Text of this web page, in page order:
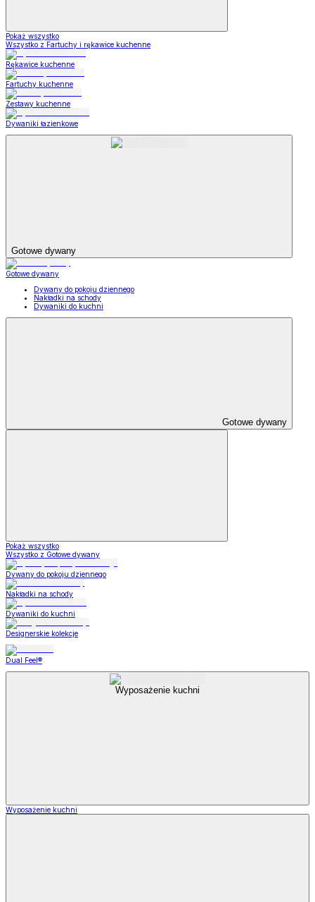
Pokaż wszystko
Wszystko z Fartuchy i rękawice kuchenne
Rękawice kuchenne
Fartuchy kuchenne
Zestawy kuchenne
Dywaniki łazienkowe
Gotowe dywany
Gotowe dywany
Dywany do pokoju dziennego
Nakładki na schody
Dywaniki do kuchni
Gotowe dywany
Pokaż wszystko
Wszystko z Gotowe dywany
Dywany do pokoju dziennego
Nakładki na schody
Dywaniki do kuchni
Designerskie kolekcje
Dual Feel®
Wyposażenie kuchni
Wyposażenie kuchni